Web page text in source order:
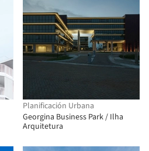
Planificación Urbana
Georgina Business Park / Ilha
Arquitetura